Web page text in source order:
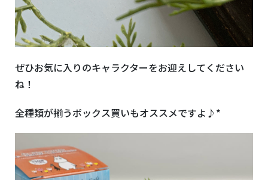
ぜひお気に入りのキャラクターをお迎えしてください
ね！
全種類が揃うボックス買いもオススメですよ♪*